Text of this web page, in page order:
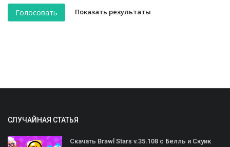
Голосовать Показать результаты
СЛУЧАЙНАЯ СТАТЬЯ
Скачать Brawl Stars v.35.108 с Белль и Скуик